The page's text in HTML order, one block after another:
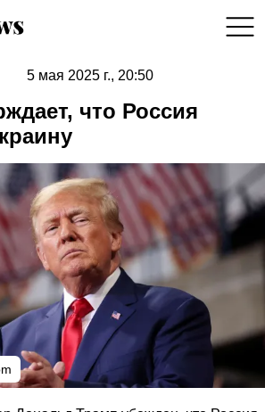
5 мая 2025 г., 20:50
что Россия